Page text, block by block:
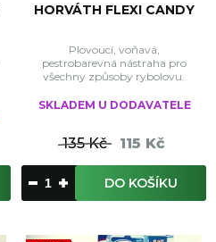
HORVÁTH FLEXI CANDY
Plovoucí, voňavá,
pestrobarevná nástraha pro
všechny způsoby rybolovu.
SKLADEM U DODAVATELE
135 Kč 115 Kč
DO KOŠÍKU